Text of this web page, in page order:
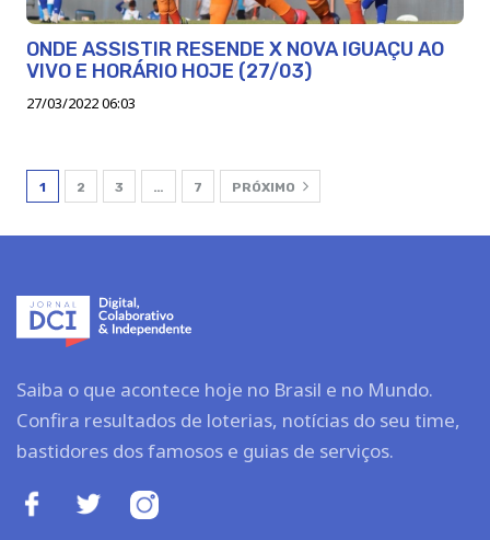
ONDE ASSISTIR RESENDE X NOVA IGUAÇU AO
VIVO E HORÁRIO HOJE (27/03)
27/03/2022 06:03
1 2 3 … 7 PRÓXIMO
Saiba o que acontece hoje no Brasil e no Mundo.
Confira resultados de loterias, notícias do seu time,
bastidores dos famosos e guias de serviços.